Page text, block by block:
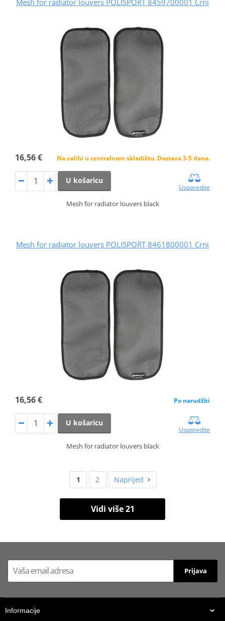
16,56 € Na zalihi u centralnom skladištu. Dostava 3-5 dana.
U košaricu
Usporedite
Mesh for radiator louvers black
Mesh for radiator louvers POLISPORT 8461800001 Crni
16,56 € Po narudžbi
U košaricu
Usporedite
Mesh for radiator louvers black
1 2 Naprijed
Vidi više 21
Prijava
Informacije